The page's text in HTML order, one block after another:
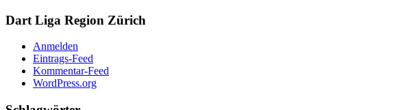
Dart Liga Region Zürich
Anmelden
Eintrags-Feed
Kommentar-Feed
WordPress.org